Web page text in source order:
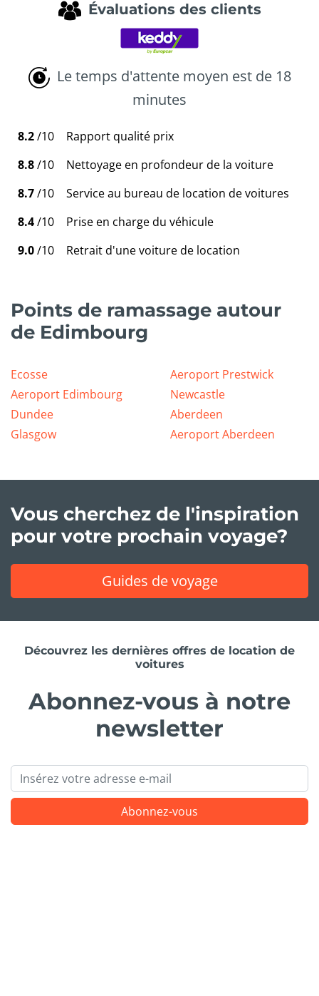
Évaluations des clients
Le temps d'attente moyen est de 18
minutes
8.2/10
Rapport qualité prix
8.8/10
Nettoyage en profondeur de la voiture
8.7/10
Service au bureau de location de voitures
8.4/10
Prise en charge du véhicule
9.0/10 Retrait d'une voiture de location
Points de ramassage autour
de Edimbourg
Ecosse
Aeroport Edimbourg
Dundee
Glasgow
Aeroport Prestwick
Newcastle
Aberdeen
Aeroport Aberdeen
Vous cherchez de l'inspiration
pour votre prochain voyage?
Guides de voyage
Découvrez les dernières offres de location de
voitures
Abonnez-vous à notre
newsletter
Email
Abonnez-vous